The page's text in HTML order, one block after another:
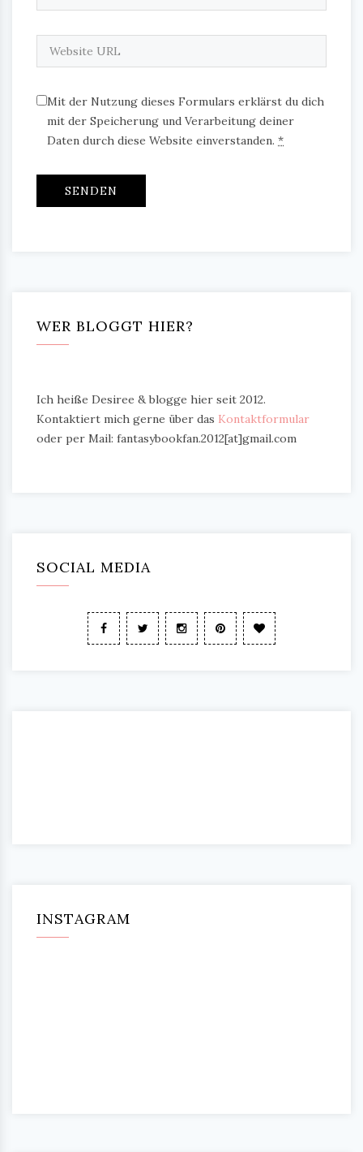
Mit der Nutzung dieses Formulars erklärst du dich
mit der Speicherung und Verarbeitung deiner
Daten durch diese Website einverstanden. *
WER BLOGGT HIER?
Ich heiße Desiree & blogge hier seit 2012.
Kontaktiert mich gerne über das Kontaktformular
oder per Mail: fantasybookfan.2012[at]gmail.com
SOCIAL MEDIA
INSTAGRAM